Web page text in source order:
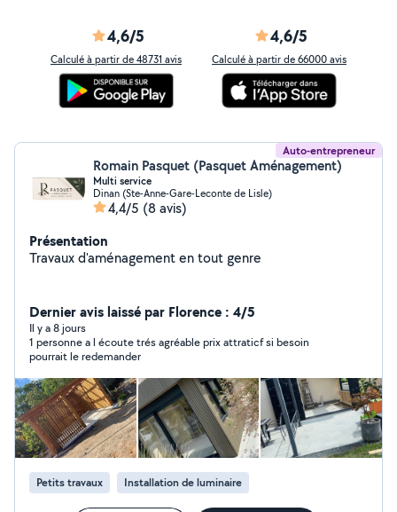
4,6/5
Calculé à partir de 48731 avis
4,6/5
Calculé à partir de 66000 avis
Auto-entrepreneur
Romain Pasquet (Pasquet Aménagement)
Multi service
Dinan (Ste-Anne-Gare-Leconte de Lisle)
4,4/5 (8 avis)
Présentation
Travaux d'aménagement en tout genre
Dernier avis laissé par Florence : 4/5
Il y a 8 jours
1 personne a l écoute trés agréable prix attraticf si besoin
pourrait le redemander
Petits travaux Installation de luminaire